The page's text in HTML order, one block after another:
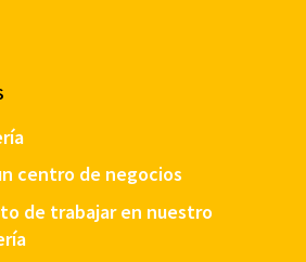
centro de negocios
de trabajar en nuestro